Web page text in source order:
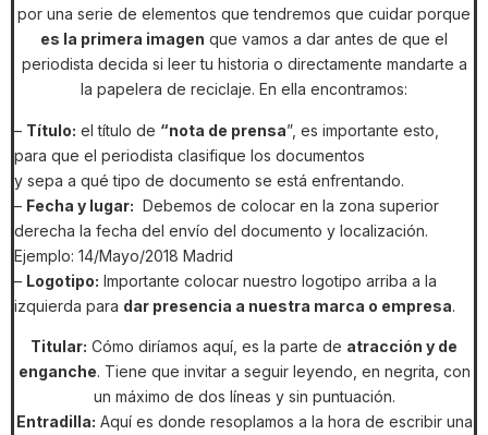
por una serie de elementos que tendremos que cuidar porque
es la primera imagen que vamos a dar antes de que el
periodista decida si leer tu historia o directamente mandarte a
la papelera de reciclaje. En ella encontramos:
– Título: el título de “nota de prensa”, es importante esto,
para que el periodista clasifique los documentos
y sepa a qué tipo de documento se está enfrentando.
– Fecha y lugar: Debemos de colocar en la zona superior
derecha la fecha del envío del documento y localización.
Ejemplo: 14/Mayo/2018 Madrid
– Logotipo: Importante colocar nuestro logotipo arriba a la
izquierda para dar presencia a nuestra marca o empresa.
Titular: Cómo diríamos aquí, es la parte de atracción y de
enganche. Tiene que invitar a seguir leyendo, en negrita, con
un máximo de dos líneas y sin puntuación.
Entradilla: Aquí es donde resoplamos a la hora de escribir una